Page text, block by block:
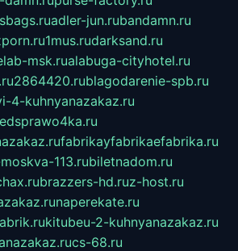
adler-jun.rubandamn.ru
1mus.rudarksand.ru
msk.rualabuga-cityhotel.ru
2864420.rublagodarenie-spb.ru
4-kuhnyanazakaz.ru
fabrikayfabrikaefabrika.ru
113.rubiletnadom.ru
brazzers-hd.ruz-host.ru
naperekate.ru
kitubeu-2-kuhnyanazakaz.ru
cs-68.ru